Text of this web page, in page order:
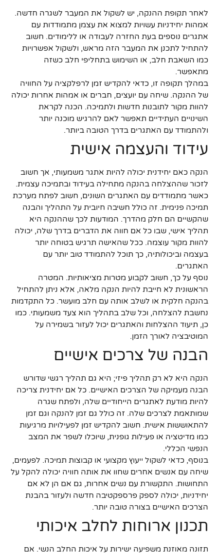
לאחר תקופת ההנקה, יש לשקול את המעבר לשגרה חדשה.
אמהות יחידניות עשויות למצוא את עצמן מתמודדות עם
אתגרים נוספים בעת החזרה לעבודה או ללימודים. חשוב
להתחיל לתכנן את המעבר הזה מראש, ולשקול אפשרויות
כמו השאבת חלב, או השימוש בתחליפי חלב כשזה
מתאפשר.
במהלך תקופה זו, כדאי להקדיש זמן לרפלקציה על החוויה
של ההנקה. שיחה עם יועצים, חברים או אמהות אחרות יכולה
להוות מקור לתובנות חדשות ולתמיכה. הכנה לקראת
השינויים העתידיים תאפשר לאם להרגיש מוכנה יותר
ולהתמודד עם האתגרים בדרך הטובה ביותר.
עידוד והעצמה אישית
הנקה כאם יחידנית יכולה להיות אתגר משמעותי, אך חשוב
לזכור שההצלחה בהנקה מתחילה בעידוד ובתמיכה עצמית.
כאשר מתמודדים עם האתגרים השונים, חשוב לפתח מערכת
תמיכה פנימית. זה כולל חשיבה חיובית על התהליך והבנה
שהקשיים הם חלק מהדרך. המודעות לכך שההנקה היא
תהליך אישי, שבו כל אם חווה את הדברים בדרך שלה, יכולה
להוות מקור עוצמה. ככל שהאישה תרגיש בטוחה יותר
בעצמה וביכולותיה, כך תוכל להתמודד טוב יותר עם
האתגרים.
נוסף על כך, חשוב לקבוע מטרות מציאותיות. המטרה
הראשונית לא חייבת להיות הנקה מלאה, אלא ניתן להתחיל
בהנקה חלקית או לשלב אותה עם חלב מועשר. כל התקדמות
נחשבת להצלחה, וכל שלב בתהליך הוא צעד משמעותי. כמו
כן, תיעוד ההצלחות והאתגרים יכול לעזור בשמירה על
המוטיבציה לאורך הזמן.
הבנה של צרכים אישיים
הנקה היא לא רק תהליך פיזי; היא גם תהליך רגשי שדורש
הבנה מעמיקה של הצרכים האישיים. כל אם יחידנית צריכה
להיות מודעת לאתגרים הייחודיים שלה, ולפתח שגרה
שמותאמת לצרכים שלה. זה כולל גם זמן להנקה וגם זמן
להתאוששות אישית. חשוב להקדיש זמן לפעילויות מרגיעות
כמו מדיטציה או פעילות גופנית, שיוכלו לשפר את המצב
הנפשי הכללי.
בנוסף, כדאי לשקול ייעוץ מקצועי או קבוצות תמיכה. לפעמים,
שיחה עם אנשים אחרים שחוו את אותה חוויה יכולה להקל על
התחושות. התקשורת עם נשים אחרות, גם אם הן לא אם
יחידניות, יכולה לספק פרספקטיבה חדשה ולעזור בהבנת
הצרכים האישיים בצורה טובה יותר.
תכנון ארוחות לחלב איכותי
תזונה מאוזנת משפיעה ישירות על איכות החלב הנשי. אם